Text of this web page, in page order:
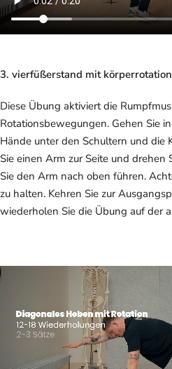
3. vierfüßerstand mit körperrotation
Diese Übung aktiviert die
Rotationsbewegungen. Gehen Sie
Hände unter den Schultern und die
Sie einen Arm zur Seite und
Sie den Arm nach oben führen.
zu halten. Kehren Sie zur
wiederholen Sie die Übung auf der